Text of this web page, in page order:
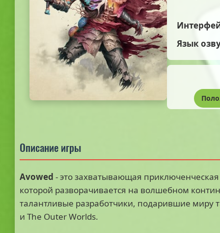
Язык
Описание игры
Avowed - это захватывающая
которой разворачивается на волшебном
талантливые разработчики, подарившие миру
и The Outer Worlds.